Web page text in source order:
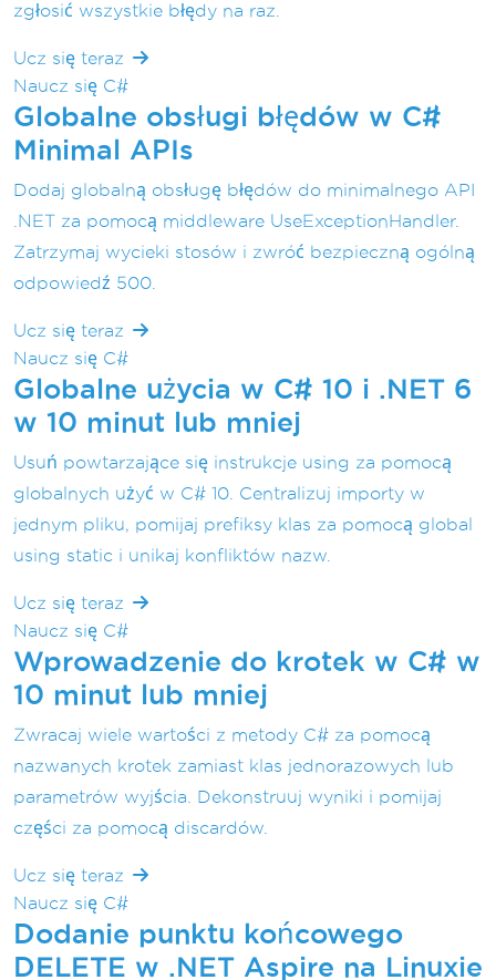
zgłosić wszystkie błędy na raz.
Ucz się teraz
Naucz się C#
Globalne obsługi błędów w C#
Minimal APIs
Dodaj globalną obsługę błędów do minimalnego API
.NET za pomocą middleware UseExceptionHandler.
Zatrzymaj wycieki stosów i zwróć bezpieczną ogólną
odpowiedź 500.
Ucz się teraz
Naucz się C#
Globalne użycia w C# 10 i .NET 6
w 10 minut lub mniej
Usuń powtarzające się instrukcje using za pomocą
globalnych użyć w C# 10. Centralizuj importy w
jednym pliku, pomijaj prefiksy klas za pomocą global
using static i unikaj konfliktów nazw.
Ucz się teraz
Naucz się C#
Wprowadzenie do krotek w C# w
10 minut lub mniej
Zwracaj wiele wartości z metody C# za pomocą
nazwanych krotek zamiast klas jednorazowych lub
parametrów wyjścia. Dekonstruuj wyniki i pomijaj
części za pomocą discardów.
Ucz się teraz
Naucz się C#
Dodanie punktu końcowego
DELETE w .NET Aspire na Linuxie